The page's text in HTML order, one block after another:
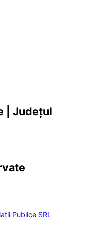
| Județul
Publice SRL